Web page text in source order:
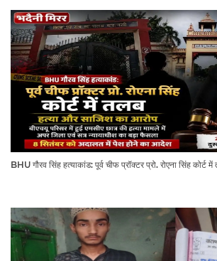
BHU गौरव सिंह हत्याकांड: पूर्व चीफ प्रॉक्टर प्रो. रोएना सिंह कोर्ट